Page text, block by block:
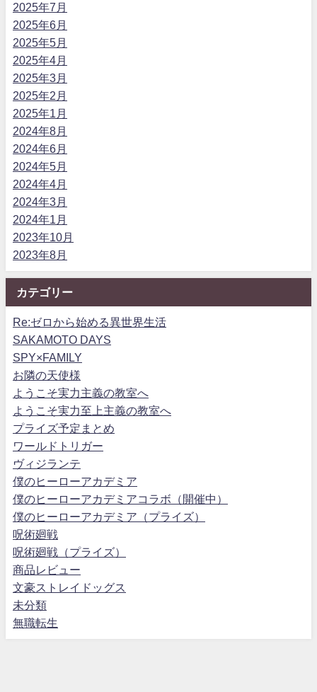
2025年7月
2025年6月
2025年5月
2025年4月
2025年3月
2025年2月
2025年1月
2024年8月
2024年6月
2024年5月
2024年4月
2024年3月
2024年1月
2023年10月
2023年8月
カテゴリー
Re:ゼロから始める異世界生活
SAKAMOTO DAYS
SPY×FAMILY
お隣の天使様
ようこそ実力主義の教室へ
ようこそ実力至上主義の教室へ
プライズ予定まとめ
ワールドトリガー
ヴィジランテ
僕のヒーローアカデミア
僕のヒーローアカデミアコラボ（開催中）
僕のヒーローアカデミア（プライズ）
呪術廻戦
呪術廻戦（プライズ）
商品レビュー
文豪ストレイドッグス
未分類
無職転生